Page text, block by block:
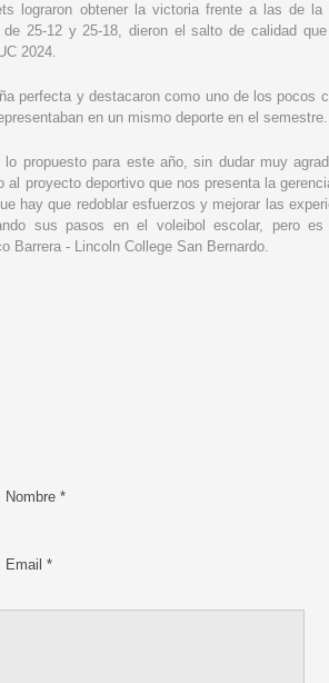
lograron obtener la victoria frente a las de la
25-12 y 25-18, dieron el salto de calidad
2024.
perfecta y destacaron como uno de los pocos
en un mismo deporte en el semestre.
propuesto para este año, sin dudar muy
proyecto deportivo que nos presenta la
hay que redoblar esfuerzos y mejorar las
sus pasos en el voleibol escolar, pero es
Barrera - Lincoln College San Bernardo.
Nombre *
Email *